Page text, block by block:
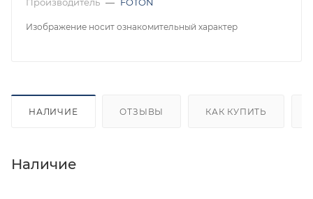
Изображение носит ознакомительный характер
НАЛИЧИЕ ОТЗЫВЫ КАК КУПИТЬ
Наличие